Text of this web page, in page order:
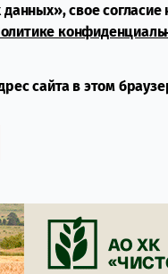
данных», свое
сайта в этом